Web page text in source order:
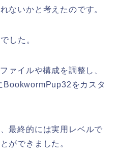
ないかと考えたのです。
した。
ァイルや構成を調整し、
をカスタ
最終的には実用レベルで
ができました。